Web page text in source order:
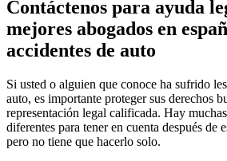
Contáctenos para ayuda
mejores abogados en
accidentes de auto
Si usted o alguien que conoce ha sufrido
auto, es importante proteger sus derechos
representación legal calificada. Hay
diferentes para tener en cuenta después de
pero no tiene que hacerlo solo.